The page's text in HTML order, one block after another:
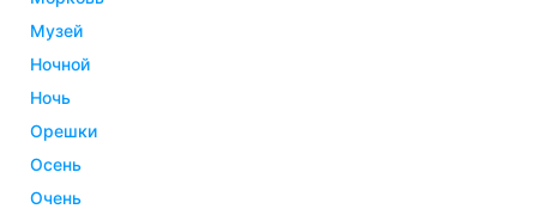
музей
ночной
ночь
орешки
осень
очень